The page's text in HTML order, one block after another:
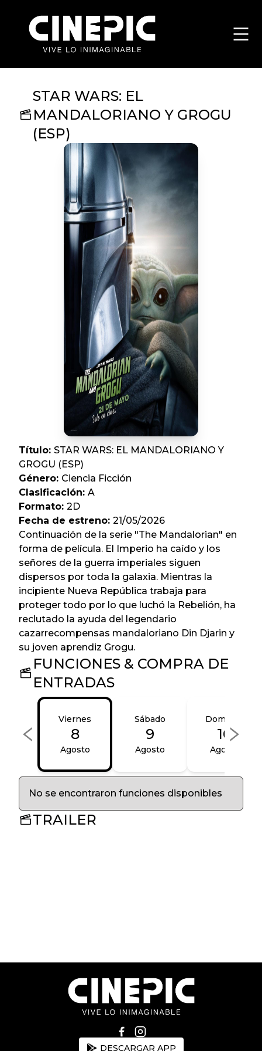
STAR WARS: EL
MANDALORIANO Y GROGU
(ESP)
Título: STAR WARS: EL MANDALORIANO Y
GROGU (ESP)
Género: Ciencia Ficción
Clasificación: A
Formato: 2D
Fecha de estreno: 21/05/2026
Continuación de la serie "The Mandalorian" en
forma de película. El Imperio ha caído y los
señores de la guerra imperiales siguen
dispersos por toda la galaxia. Mientras la
incipiente Nueva República trabaja para
proteger todo por lo que luchó la Rebelión, ha
reclutado la ayuda del legendario
cazarrecompensas mandaloriano Din Djarin y
su joven aprendiz Grogu.
FUNCIONES & COMPRA DE
ENTRADAS
Viernes
8
Agosto
Sábado
9
Agosto
Domingo
10
Agosto
No se encontraron funciones disponibles
TRAILER
DESCARGAR APP